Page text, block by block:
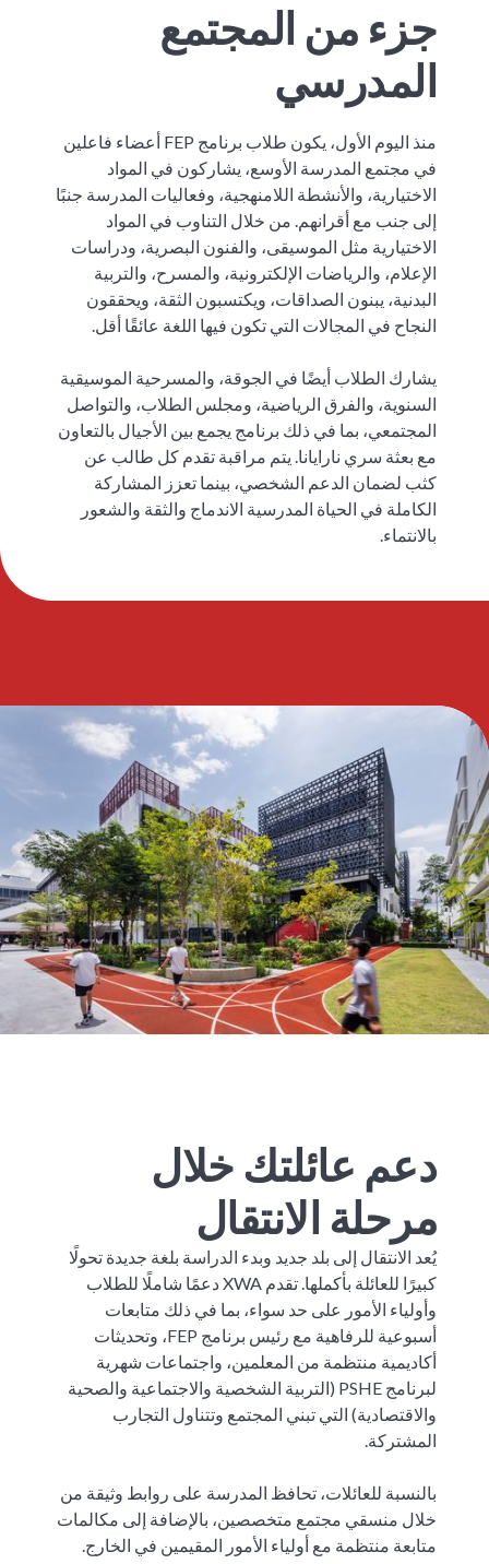
جزء من المجتمع
المدرسي
منذ اليوم الأول، يكون طلاب برنامج FEP أعضاء فاعلين
في مجتمع المدرسة الأوسع، يشاركون في المواد
الاختيارية، والأنشطة اللامنهجية، وفعاليات المدرسة جنبًا
إلى جنب مع أقرانهم. من خلال التناوب في المواد
الاختيارية مثل الموسيقى، والفنون البصرية، ودراسات
الإعلام، والرياضات الإلكترونية، والمسرح، والتربية
البدنية، يبنون الصداقات، ويكتسبون الثقة، ويحققون
النجاح في المجالات التي تكون فيها اللغة عائقًا أقل.
يشارك الطلاب أيضًا في الجوقة، والمسرحية الموسيقية
السنوية، والفرق الرياضية، ومجلس الطلاب، والتواصل
المجتمعي، بما في ذلك برنامج يجمع بين الأجيال بالتعاون
مع بعثة سري نارايانا. يتم مراقبة تقدم كل طالب عن
كثب لضمان الدعم الشخصي، بينما تعزز المشاركة
الكاملة في الحياة المدرسية الاندماج والثقة والشعور
بالانتماء.
دعم عائلتك خلال
مرحلة الانتقال
يُعد الانتقال إلى بلد جديد وبدء الدراسة بلغة جديدة تحولًا
كبيرًا للعائلة بأكملها. تقدم XWA دعمًا شاملًا للطلاب
وأولياء الأمور على حد سواء، بما في ذلك متابعات
أسبوعية للرفاهية مع رئيس برنامج FEP، وتحديثات
أكاديمية منتظمة من المعلمين، واجتماعات شهرية
لبرنامج PSHE (التربية الشخصية والاجتماعية والصحية
والاقتصادية) التي تبني المجتمع وتتناول التجارب
المشتركة.
بالنسبة للعائلات، تحافظ المدرسة على روابط وثيقة من
خلال منسقي مجتمع متخصصين، بالإضافة إلى مكالمات
متابعة منتظمة مع أولياء الأمور المقيمين في الخارج.